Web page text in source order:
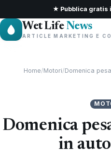
★ Pubblica gratis
Wet Life News
ARTICLE MARKETING E
Home/Motori/Domenica
Domenica
in